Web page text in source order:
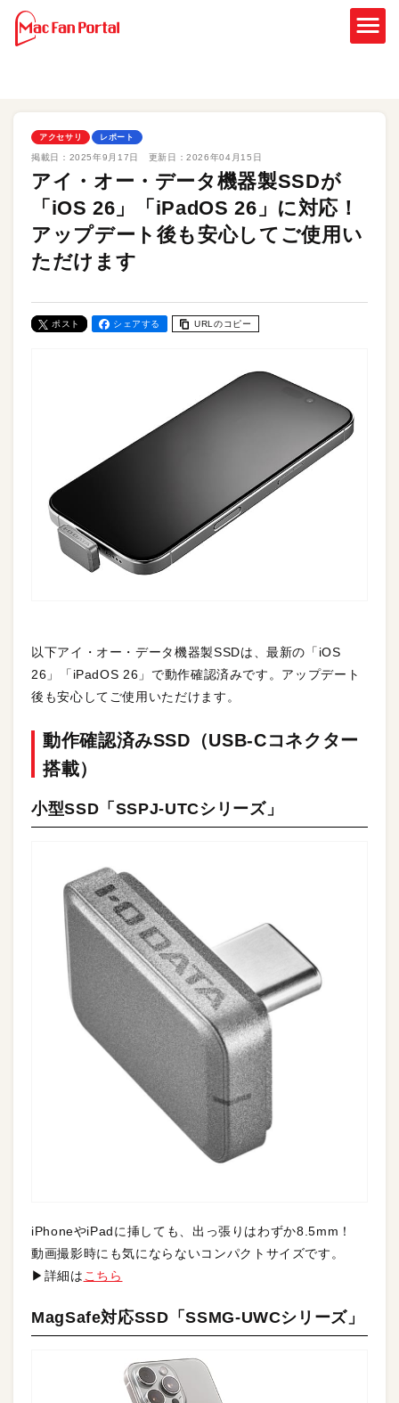
アクセサリ レポート
掲載日： 2025年9月17日 更新日：2026年04月15日
アイ・オー・データ機器製SSDが
「iOS 26」「iPadOS 26」に対応！
アップデート後も安心してご使用い
ただけます
ポスト シェアする URLのコピー
以下アイ・オー・データ機器製SSDは、最新の「iOS
26」「iPadOS 26」で動作確認済みです。アップデート
後も安心してご使用いただけます。
動作確認済みSSD（USB-Cコネクター
搭載）
小型SSD「SSPJ-UTCシリーズ」
iPhoneやiPadに挿しても、出っ張りはわずか8.5mm！
動画撮影時にも気にならないコンパクトサイズです。
▶詳細はこちら
MagSafe対応SSD「SSMG-UWCシリーズ」